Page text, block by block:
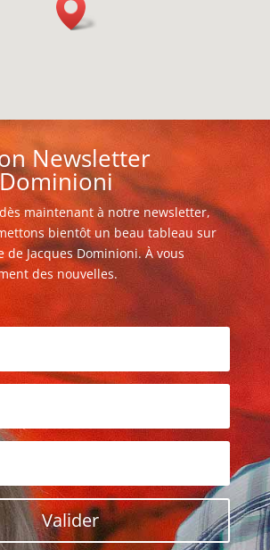
Newsletter
maintenant à notre newsletter,
bientôt un beau tableau sur
de Jacques Dominioni. À vous
des nouvelles.
Valider